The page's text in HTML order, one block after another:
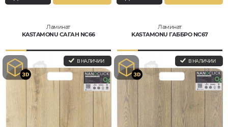
Ламинат
KASTAMONU САГАН NC66
В НАЛИЧИИ
Ламинат
KASTAMONU ГАББРО NC67
В НАЛИЧИИ